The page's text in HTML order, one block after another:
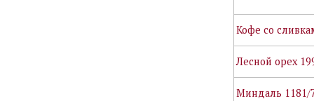
Кофе со
Лесной орех
Миндаль 1181/